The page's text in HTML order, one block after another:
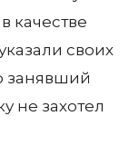
качестве
своих
занявший
не захотел